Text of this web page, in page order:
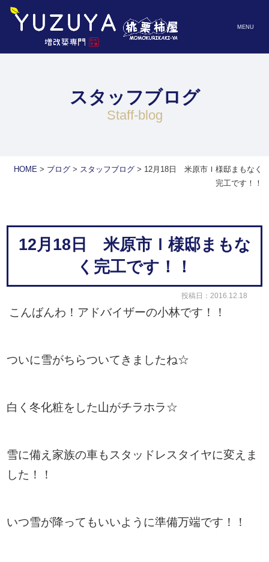
MENU
スタッフブログ
staff-blog
HOME> ブログ> スタッフブログ> 12月18日 米原市Ｉ様邸まもなく
完工です！！
12月18日 米原市Ｉ様邸まもな
く完工です！！
投稿日：2016.12.18
こんばんわ！アドバイザーの小林です！！
ついに雪がちらついてきましたね☆
白く冬化粧をした山がチラホラ☆
雪に備え家族の車もスタッドレスタイヤに変えま
した！！
いつ雪が降ってもいいように準備万端です！！